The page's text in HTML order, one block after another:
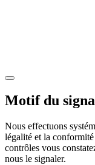
Motif du
Nous effectuons
légalité et la
contrôles vous
nous le signaler.